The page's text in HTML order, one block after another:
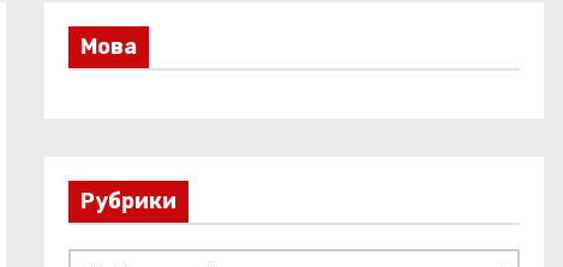
Мова
Рубрики